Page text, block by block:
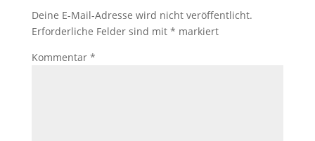
Deine E-Mail-Adresse wird nicht veröffentlicht.
Erforderliche Felder sind mit * markiert
Kommentar *